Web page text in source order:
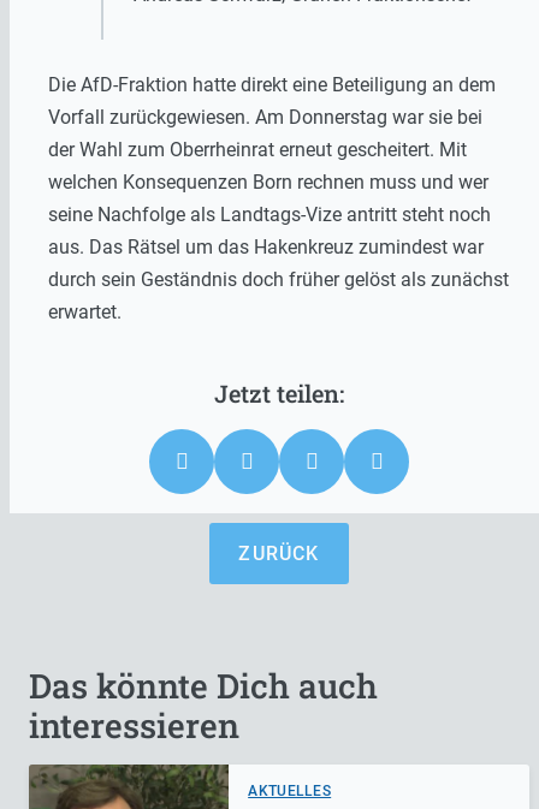
Die AfD-Fraktion hatte direkt eine Beteiligung an dem
Vorfall zurückgewiesen. Am Donnerstag war sie bei
der Wahl zum Oberrheinrat erneut gescheitert. Mit
welchen Konsequenzen Born rechnen muss und wer
seine Nachfolge als Landtags-Vize antritt steht noch
aus. Das Rätsel um das Hakenkreuz zumindest war
durch sein Geständnis doch früher gelöst als zunächst
erwartet.
ZURÜCK
Das könnte Dich auch
interessieren
AKTUELLES